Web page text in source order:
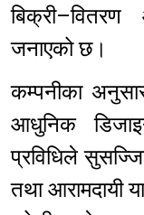
जनाएको छ।
कम्पनीका
आधुनिक
प्रविधिले
तथा आरामदायी